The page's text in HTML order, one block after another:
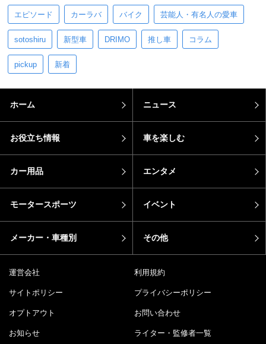
エピソード カーラバ バイク 芸能人・有名人の愛車
sotoshiru 新型車 DRIMO 推し車 コラム
pickup 新着
ホーム ニュース
お役立ち情報 車を楽しむ
カー用品 エンタメ
モータースポーツ イベント
メーカー・車種別 その他
運営会社 利用規約
サイトポリシー プライバシーポリシー
オプトアウト お問い合わせ
お知らせ ライター・監修者一覧